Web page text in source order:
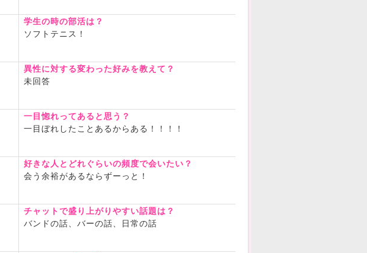
学生の時の部活は？
ソフトテニス！
異性に対する変わった好みを教えて？
未回答
一目惚れってあると思う？
一目ぼれしたことあるからある！！！！
好きな人とどれぐらいの頻度で会いたい？
会う余裕があるならずーっと！
チャットで盛り上がりやすい話題は？
バンドの話、バーの話、日常の話